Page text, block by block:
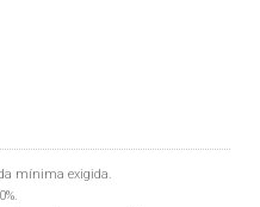
mínima exigida.